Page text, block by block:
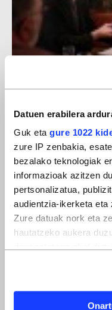
Datuen erabilera
Guk eta gure 1022
zure IP zenbakia,
bezalako teknologiak
informazioak azitzen
pertsonalizatua,
audientzia-ikerketa eta
Zure datuak nork eta
hautatzeko aukera
If you allow, we would
Collect
Armagabetzea